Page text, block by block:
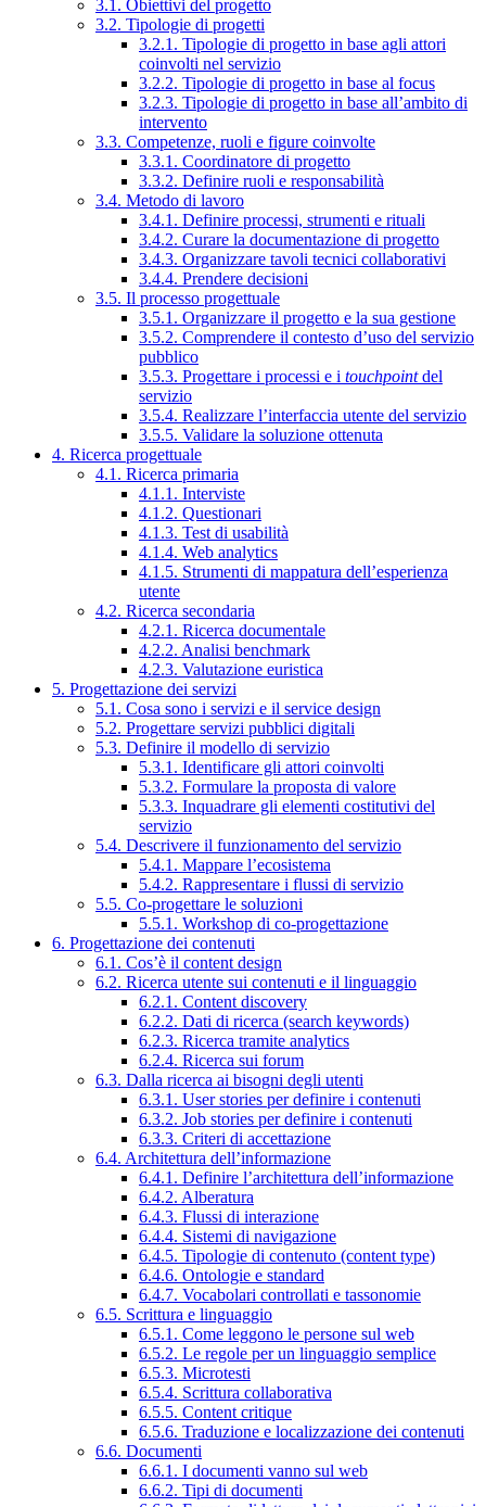
3.1. Obiettivi del progetto
3.2. Tipologie di progetti
3.2.1. Tipologie di progetto in base agli attori
coinvolti nel servizio
3.2.2. Tipologie di progetto in base al focus
3.2.3. Tipologie di progetto in base all’ambito di
intervento
3.3. Competenze, ruoli e figure coinvolte
3.3.1. Coordinatore di progetto
3.3.2. Definire ruoli e responsabilità
3.4. Metodo di lavoro
3.4.1. Definire processi, strumenti e rituali
3.4.2. Curare la documentazione di progetto
3.4.3. Organizzare tavoli tecnici collaborativi
3.4.4. Prendere decisioni
3.5. Il processo progettuale
3.5.1. Organizzare il progetto e la sua gestione
3.5.2. Comprendere il contesto d’uso del servizio
pubblico
3.5.3. Progettare i processi e i touchpointdel
servizio
3.5.4. Realizzare l’interfaccia utente del servizio
3.5.5. Validare la soluzione ottenuta
4. Ricerca progettuale
4.1. Ricerca primaria
4.1.1. Interviste
4.1.2. Questionari
4.1.3. Test di usabilità
4.1.4. Web analytics
4.1.5. Strumenti di mappatura dell’esperienza
utente
4.2. Ricerca secondaria
4.2.1. Ricerca documentale
4.2.2. Analisi benchmark
4.2.3. Valutazione euristica
5. Progettazione dei servizi
5.1. Cosa sono i servizi e il service design
5.2. Progettare servizi pubblici digitali
5.3. Definire il modello di servizio
5.3.1. Identificare gli attori coinvolti
5.3.2. Formulare la proposta di valore
5.3.3. Inquadrare gli elementi costitutivi del
servizio
5.4. Descrivere il funzionamento del servizio
5.4.1. Mappare l’ecosistema
5.4.2. Rappresentare i flussi di servizio
5.5. Co-progettare le soluzioni
5.5.1. Workshop di co-progettazione
6. Progettazione dei contenuti
6.1. Cos’è il content design
6.2. Ricerca utente sui contenuti e il linguaggio
6.2.1. Content discovery
6.2.2. Dati di ricerca (search keywords)
6.2.3. Ricerca tramite analytics
6.2.4. Ricerca sui forum
6.3. Dalla ricerca ai bisogni degli utenti
6.3.1. User stories per definire i contenuti
6.3.2. Job stories per definire i contenuti
6.3.3. Criteri di accettazione
6.4. Architettura dell’informazione
6.4.1. Definire l’architettura dell’informazione
6.4.2. Alberatura
6.4.3. Flussi di interazione
6.4.4. Sistemi di navigazione
6.4.5. Tipologie di contenuto (content type)
6.4.6. Ontologie e standard
6.4.7. Vocabolari controllati e tassonomie
6.5. Scrittura e linguaggio
6.5.1. Come leggono le persone sul web
6.5.2. Le regole per un linguaggio semplice
6.5.3. Microtesti
6.5.4. Scrittura collaborativa
6.5.5. Content critique
6.5.6. Traduzione e localizzazione dei contenuti
6.6. Documenti
6.6.1. I documenti vanno sul web
6.6.2. Tipi di documenti